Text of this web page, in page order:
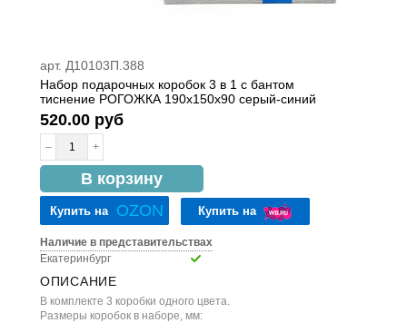
арт. Д10103П.388
Набор подарочных коробок 3 в 1 с бантом
тиснение РОГОЖКА 190х150х90 серый-синий
520.00 руб
– +
В корзину
в наличии
Купить на OZON Купить на
Наличие в представительствах
Екатеринбург
ОПИСАНИЕ
В комплекте 3 коробки одного цвета.
Размеры коробок в наборе, мм: